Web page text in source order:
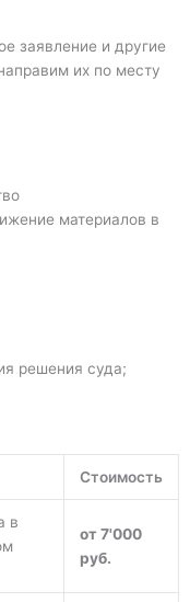
заявление и другие
их по месту
материалов в
решения суда;
Стоимость
в
от 7'000
руб.